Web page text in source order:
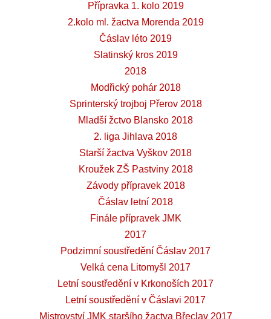
Přípravka 1. kolo 2019
2.kolo ml. žactva Morenda 2019
Čáslav léto 2019
Slatinský kros 2019
2018
Modřický pohár 2018
Sprinterský trojboj Přerov 2018
Mladší žctvo Blansko 2018
2. liga Jihlava 2018
Starší žactva Vyškov 2018
Kroužek ZŠ Pastviny 2018
Závody přípravek 2018
Čáslav letní 2018
Finále přípravek JMK
2017
Podzimní soustředění Čáslav 2017
Velká cena Litomyšl 2017
Letní soustředění v Krkonoších 2017
Letní soustředění v Čáslavi 2017
Mistrovství JMK staršího žactva Břeclav 2017